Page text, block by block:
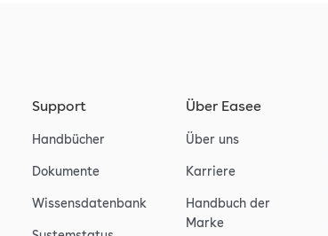
Support
Handbücher
Dokumente
Wissensdatenbank
Über Easee
Über uns
Karriere
Handbuch der
Marke